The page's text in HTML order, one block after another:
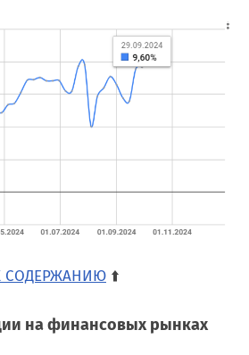
СОДЕРЖАНИЮ ⬆️
на финансовых рынках